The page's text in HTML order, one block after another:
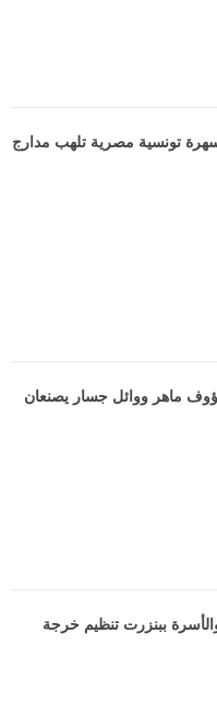
تونسية مصرية تلهب مدارج
ماهر ووائل جسار يصنعان
والأسرة ببنزرت تنظيم خرجة